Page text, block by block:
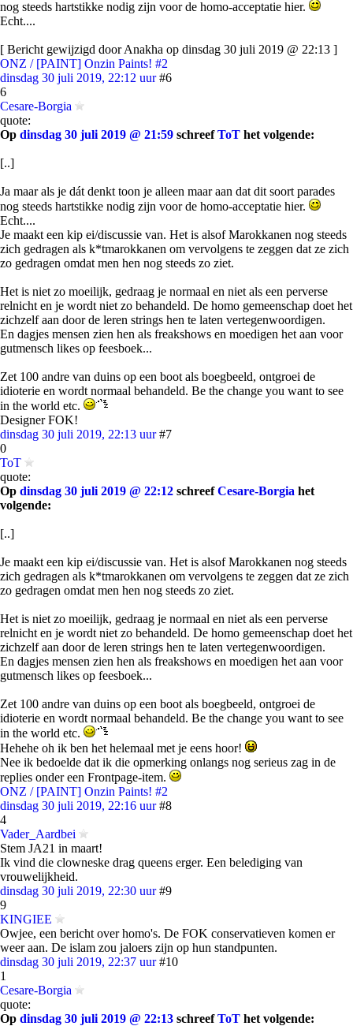
nog steeds hartstikke nodig zijn voor de homo-acceptatie hier.
Echt....
[ Bericht gewijzigd door Anakha op dinsdag 30 juli 2019 @ 22:13 ]
ONZ / [PAINT] Onzin Paints! #2
dinsdag 30 juli 2019, 22:12 uur #6
6
Cesare-Borgia
quote:
Op dinsdag 30 juli 2019 @ 21:59 schreefToT het volgende:
[..]
Ja maar als je dát denkt toon je alleen maar aan dat dit soort parades
nog steeds hartstikke nodig zijn voor de homo-acceptatie hier.
Echt....
Je maakt een kip ei/discussie van. Het is alsof Marokkanen nog steeds
zich gedragen als k*tmarokkanen om vervolgens te zeggen dat ze zich
zo gedragen omdat men hen nog steeds zo ziet.
Het is niet zo moeilijk, gedraag je normaal en niet als een perverse
relnicht en je wordt niet zo behandeld. De homo gemeenschap doet het
zichzelf aan door de leren strings hen te laten vertegenwoordigen.
En dagjes mensen zien hen als freakshows en moedigen het aan voor
gutmensch likes op feesboek...
Zet 100 andre van duins op een boot als boegbeeld, ontgroei de
idioterie en wordt normaal behandeld. Be the change you want to see
in the world etc.
Designer FOK!
dinsdag 30 juli 2019, 22:13 uur #7
0
ToT
quote:
Op dinsdag 30 juli 2019 @ 22:12 schreefCesare-Borgia het
volgende:
[..]
Je maakt een kip ei/discussie van. Het is alsof Marokkanen nog steeds
zich gedragen als k*tmarokkanen om vervolgens te zeggen dat ze zich
zo gedragen omdat men hen nog steeds zo ziet.
Het is niet zo moeilijk, gedraag je normaal en niet als een perverse
relnicht en je wordt niet zo behandeld. De homo gemeenschap doet het
zichzelf aan door de leren strings hen te laten vertegenwoordigen.
En dagjes mensen zien hen als freakshows en moedigen het aan voor
gutmensch likes op feesboek...
Zet 100 andre van duins op een boot als boegbeeld, ontgroei de
idioterie en wordt normaal behandeld. Be the change you want to see
in the world etc.
Hehehe oh ik ben het helemaal met je eens hoor!
Nee ik bedoelde dat ik die opmerking onlangs nog serieus zag in de
replies onder een Frontpage-item.
ONZ / [PAINT] Onzin Paints! #2
dinsdag 30 juli 2019, 22:16 uur #8
4
Vader_Aardbei
Stem JA21 in maart!
Ik vind die clowneske drag queens erger. Een belediging van
vrouwelijkheid.
dinsdag 30 juli 2019, 22:30 uur #9
9
KINGIEE
Owjee, een bericht over homo's. De FOK conservatieven komen er
weer aan. De islam zou jaloers zijn op hun standpunten.
dinsdag 30 juli 2019, 22:37 uur #10
1
Cesare-Borgia
quote:
Op dinsdag 30 juli 2019 @ 22:13 schreefToT het volgende: